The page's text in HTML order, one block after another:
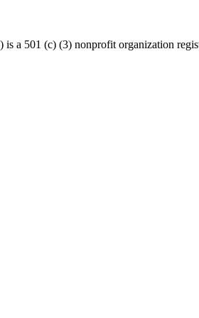
a 501 (c) (3) nonprofit organization